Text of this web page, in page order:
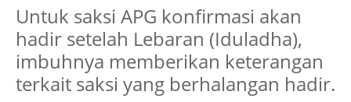
Untuk saksi APG konfirmasi akan
hadir setelah Lebaran (Iduladha),
imbuhnya memberikan keterangan
terkait saksi yang berhalangan hadir.